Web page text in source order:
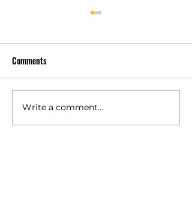
เครื่องซักประหยัดน้ำช่วย
ลดต้นทุนจริงหรือ? เรื่องที่
Comments
Write a comment...